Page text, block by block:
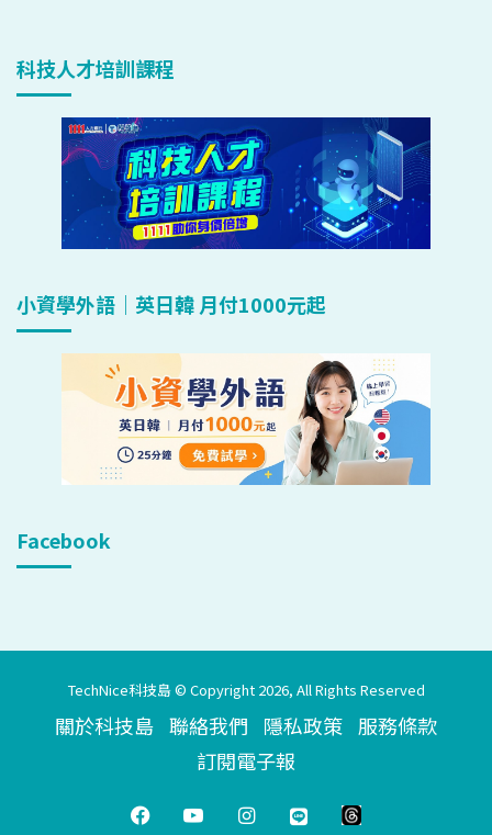
科技人才培訓課程
小資學外語｜英日韓 月付1000元起
Facebook
TechNice科技島 © Copyright 2026, All Rights Reserved
關於科技島 聯絡我們 隱私政策 服務條款
訂閱電子報